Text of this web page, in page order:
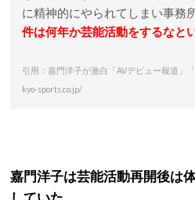
に精神的にやられてしまい事務
件は何年か芸能活動をするなと
引用：嘉門洋子が激白「AVデビュー報道
kyo-sports.co.jp/
嘉門洋子は芸能活動再開後は